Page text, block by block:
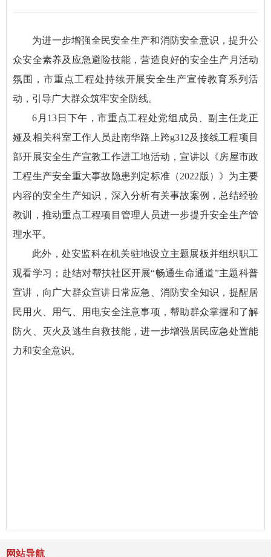
为进一步增强全民安全生产和消防安全意识，提升公
众安全素养及应急避险技能，营造良好的安全生产月活动
氛围，市重点工程处持续开展安全生产宣传教育系列活
动，引导广大群众筑牢安全防线。
6月13日下午，市重点工程处党组成员、副主任龙正
娅及相关科室工作人员赴南华路上跨g312及接线工程项目
部开展安全生产宣教工作进工地活动，宣讲以《房屋市政
工程生产安全重大事故隐患判定标准（2022版）》为主要
内容的安全生产知识，深入分析有关事故案例，总结经验
教训，推动重点工程项目管理人员进一步提升安全生产管
理水平。
此外，处安监科在机关驻地设立主题展板并组织职工
观看学习；赴结对帮扶社区开展“畅通生命通道”主题科普
宣讲，向广大群众宣讲日常应急、消防安全知识，提醒居
民用火、用气、用电安全注意事项，帮助群众掌握和了解
防火、灭火及逃生自救技能，进一步增强居民应急处置能
力和安全意识。
网站导航